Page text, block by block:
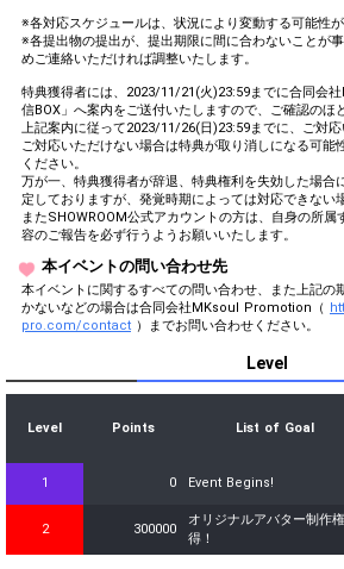
※各対応スケジュールは、状況により変動する可能性が
※各提出物の提出が、提出期限に間に合わないことが
めご連絡いただければ調整いたします。
特典獲得者には、2023/11/21(火)23:59までに合同会
信BOX」へ案内をご送付いたしますので、ご確認のほ
上記案内に従って2023/11/26(日)23:59までに、ご対応
ご対応いただけない場合は特典が取り消しになる可能
ください。
万が一、特典獲得者が辞退、特典権利を失効した場合
定しておりますが、発覚時期によっては対応できない
またSHOWROOM公式アカウントの方は、自身の所属
容のご報告を必ず行うようお願いいたします。
本イベントの問い合わせ先
本イベントに関するすべての問い合わせ、また上記の
かないなどの場合は合同会社MKsoul Promotion（
pro.com/contact ）までお問い合わせください。
Level
Level Points List of Goal
1 0 Event Begins!
2 300000
オリジナルアバター制作
得！